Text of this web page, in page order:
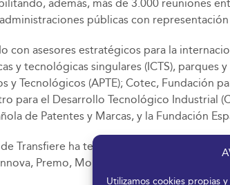
Utilizamos cookies propias
además, más de 3.000 reuniones
públicas con
con asesores estratégicos para la
y tecnológicas singulares (ICTS),
y Tecnológicos (APTE); Cotec, Fundación
para el Desarrollo Tecnológico Industrial
de Patentes y Marcas, y la Fundación
Transfiere ha tenido una importante
Premo, Mobile World Capital,